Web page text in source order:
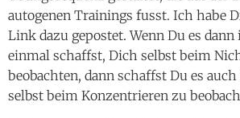
autogenen Trainings fusst. Ich habe
Link dazu gepostet. Wenn Du es dann
einmal schaffst, Dich selbst beim
beobachten, dann schaffst Du es
selbst beim Konzentrieren zu